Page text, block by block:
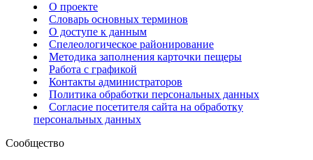
О проекте
Словарь основных терминов
О доступе к данным
Спелеологическое районирование
Методика заполнения карточки пещеры
Работа с графикой
Контакты администраторов
Политика обработки персональных данных
Согласие посетителя сайта на обработку
персональных данных
Сообщество